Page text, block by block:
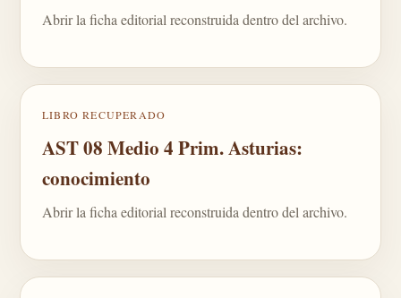
Abrir la ficha editorial reconstruida dentro del archivo.
LIBRO RECUPERADO
AST 08 Medio 4 Prim. Asturias:
conocimiento
Abrir la ficha editorial reconstruida dentro del archivo.